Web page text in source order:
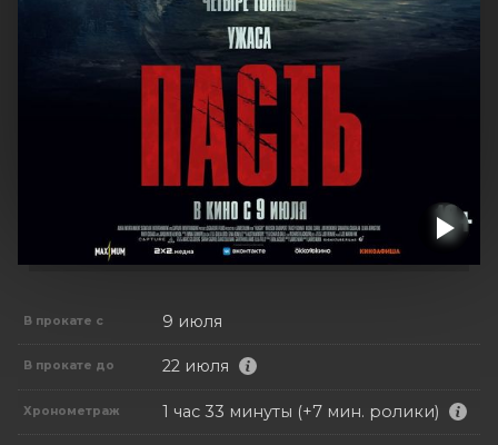
В прокате с 9 июля
В прокате до 22 июля
Хронометраж 1 час 33 минуты (+7 мин. ролики)